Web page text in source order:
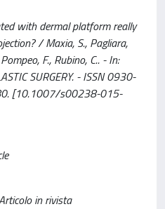
with dermal platform really
/ Maxia, S., Pagliara,
F., Rubino, C.. - In:
SURGERY. - ISSN 0930-
[10.1007/s00238-015-
in rivista